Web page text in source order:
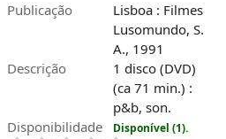
Publicação
Lisboa : Filmes
Lusomundo, S.
A., 1991
Descrição
1 disco (DVD)
(ca 71 min.) :
p&b, son.
Disponibilidade
Disponível (1).